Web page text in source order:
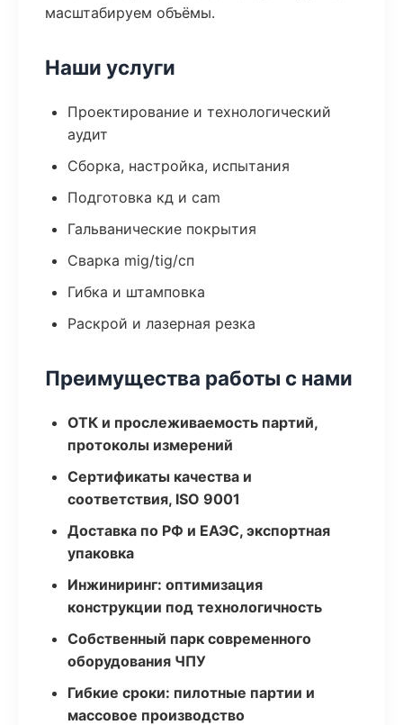
масштабируем объёмы.
Наши услуги
Проектирование и технологический
аудит
Сборка, настройка, испытания
Подготовка кд и cam
Гальванические покрытия
Сварка mig/tig/сп
Гибка и штамповка
Раскрой и лазерная резка
Преимущества работы с нами
ОТК и прослеживаемость партий,
протоколы измерений
Сертификаты качества и
соответствия, ISO 9001
Доставка по РФ и ЕАЭС, экспортная
упаковка
Инжиниринг: оптимизация
конструкции под технологичность
Собственный парк современного
оборудования ЧПУ
Гибкие сроки: пилотные партии и
массовое производство